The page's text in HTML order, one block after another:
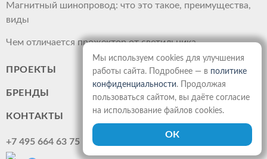
Магнитный шинопровод: что это такое, преимущества,
виды
Чем отличается прожектор от светильника
ПРОЕКТЫ
БРЕНДЫ
КОНТАКТЫ
+7 495 664 63 75
Мы используем cookies для улучшения
работы сайта. Подробнее — в политике
конфиденциальности. Продолжая
пользоваться сайтом, вы даёте согласие
на использование файлов cookies.